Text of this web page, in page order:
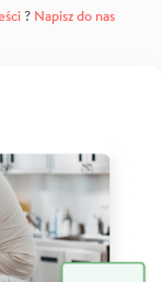
? Napisz do nas